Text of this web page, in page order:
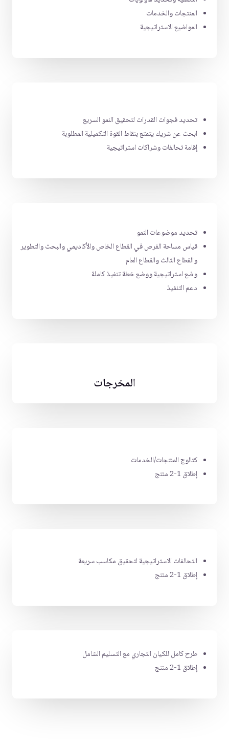
المنتجات والخدمات
المواضيع الاستراتيجية
تحديد فجوات القدرات لتحقيق النمو السريع
ابحث عن شريك يتمتع بنقاط القوة التكميلية المطلوبة
إقامة تحالفات وشراكات استراتيجية
تحديد موضوعات النمو
قياس مساحة الفرص في القطاع الخاص والأكاديمي والبحث والتطوير
والقطاع الثالث والقطاع العام
وضع استراتيجية ووضع خطة تنفيذ كاملة
دعم التنفيذ
المخرجات
كتالوج المنتجات/الخدمات
إطلاق 1-2 منتج
التحالفات الاستراتيجية لتحقيق مكاسب سريعة
إطلاق 1-2 منتج
طرح كامل للكيان التجاري مع التسليم الشامل
إطلاق 1-2 منتج